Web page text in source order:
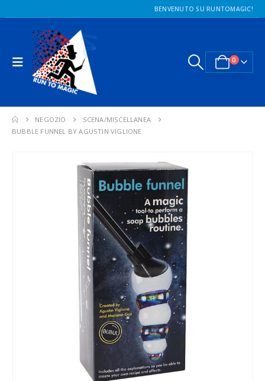
BENVENUTO SU RUNTOMAGIC!
0
NEGOZIO
SCENA/MISCELLANEA
BUBBLE FUNNEL BY AGUSTIN VIGLIONE